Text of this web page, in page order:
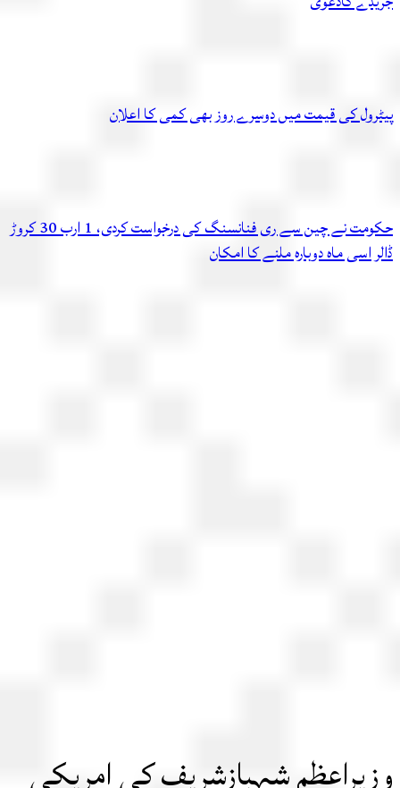
کی قیمت میں دوسرے روز بھی کمی کا اعلان
حکومت نے چین سے ری فنانسنگ کی درخواست کردی، 1 ارب 30 کروڑ
اسی ماہ دوبارہ ملنے کا امکان
شہبازشریف کی امریکی